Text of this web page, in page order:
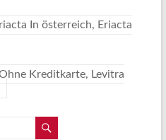
In österreich, Eriacta
Kreditkarte, Levitra